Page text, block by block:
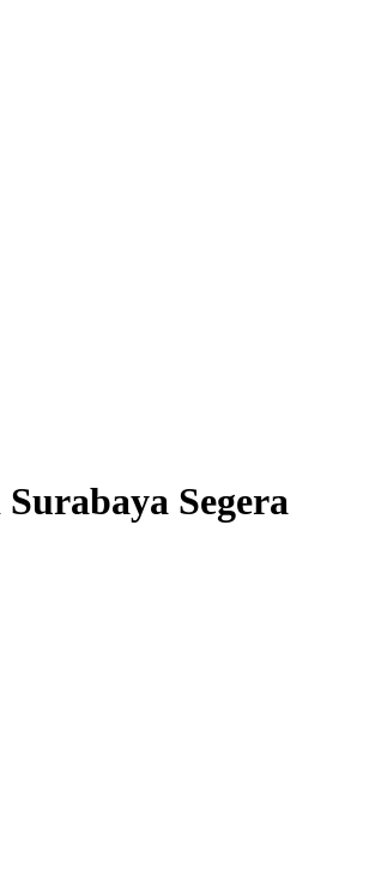
Segera